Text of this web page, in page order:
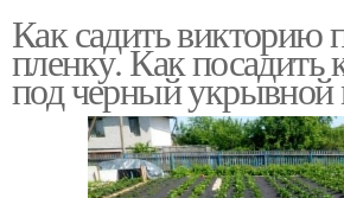
Как садить викторию
пленку. Как посадить
под черный укрывной